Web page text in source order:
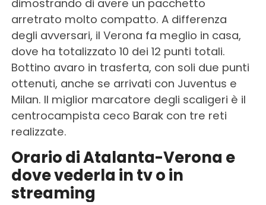
dimostrando di avere un pacchetto
arretrato molto compatto. A differenza
degli avversari, il Verona fa meglio in casa,
dove ha totalizzato 10 dei 12 punti totali.
Bottino avaro in trasferta, con soli due punti
ottenuti, anche se arrivati con Juventus e
Milan. Il miglior marcatore degli scaligeri è il
centrocampista ceco Barak con tre reti
realizzate.
Orario di Atalanta-Verona e
dove vederla in tv o in
streaming